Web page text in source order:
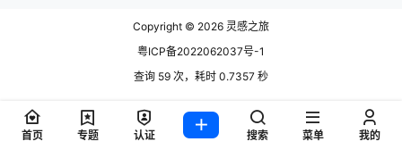
Copyright © 2026 灵感之旅
粤ICP备2022062037号-1
查询 59 次，耗时 0.7357 秒
首页 专题 认证 搜索 菜单 我的